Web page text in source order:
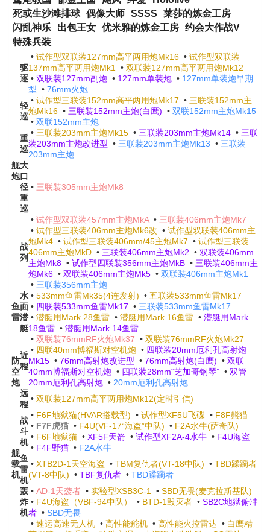
死或生沙滩排球 偶像大师 SSSS
莱莎的炼金工房
闪乱神乐
出包王女 优米雅的炼金工房 约会大作战V
特殊兵装
舰
炮
驱
逐
• 试作型双联装127mm高平两用炮Mk16 • 试作型双联装
137mm高平两用炮Mk1 • 双联装127mm高平两用炮Mk12
• 双联装127mm副炮 • 127mm单装炮 • 127mm单装炮早期
型 • 76mm火炮
轻
巡
• 试作型三联装152mm高平两用炮Mk17 • 三联装152mm主
炮Mk16 • 三联装152mm主炮(白鹰) • 双联152mm主炮Mk15
• 双联152mm主炮
重
巡
• 三联装203mm主炮Mk15 • 三联装203mm主炮Mk14 • 三联
装203mm主炮改进型 • 三联装203mm主炮Mk13 • 三联装
203mm主炮
大
口
径
重
巡
• 三联装305mm主炮Mk8
战
列
• 试作型双联装457mm主炮MkA • 三联装406mm主炮Mk7
• 试作型三联装406mm主炮Mk6改 • 试作型双联装406mm主
炮Mk4 • 试作型三联装406mm/45主炮Mk7 • 试作型三联装
406mm主炮MkD • 三联装406mm主炮Mk2 • 双联装406mm
主炮Mk8 • 试作型四联装356mm主炮MkB • 三联装406mm主
炮Mk6 • 双联装406mm主炮Mk5 • 双联装406mm主炮Mk1
• 三联装356mm主炮
鱼
雷
水
面
• 533mm鱼雷Mk35(4连发射) • 五联装533mm鱼雷Mk17
• 四联装533mm鱼雷Mk17 • 三联装533mm鱼雷Mk17
潜
艇
• 潜艇用Mark 28鱼雷 • 潜艇用Mark 16鱼雷 • 潜艇用Mark
18鱼雷 • 潜艇用Mark 14鱼雷
防
空
炮
近
程
• 双联装76mmRF火炮Mk37 • 双联装76mmRF火炮Mk27
• 四联40mm博福斯对空机炮 • 四联装20mm厄利孔高射炮
Mk15 • 76mm高射炮改进型 • 76mm高射炮(白鹰) • 双联
40mm博福斯对空机炮 • 四联装28mm“芝加哥钢琴” • 双管
20mm厄利孔高射炮 • 20mm厄利孔高射炮
远
程
• 双联装127mm高平两用炮Mk12(定时引信)
舰
载
机
战
斗
机
• F6F地狱猫(HVAR搭载型) • 试作型XF5U飞碟 • F8F熊猫
• F7F虎猫 • F4U(VF-17“海盗”中队) • F2A水牛(萨奇队)
• F6F地狱猫 • XF5F天箭 • 试作型XF2A-4水牛 • F4U海盗
• F4F野猫 • F2A水牛
鱼
雷
机
• XTB2D-1天空海盗 • TBM复仇者(VT-18中队) • TBD蹂躏者
(VT-8中队) • TBF复仇者 • TBD蹂躏者
轰
炸
机
• AD-1天袭者 • 实验型XSB3C-1 • SBD无畏(麦克拉斯基队)
• F4U海盗（VBF-94中队） • BTD-1毁灭者 • SB2C地狱俯冲
者 • SBD无畏
• 速运高速无人机 • 高性能舵机 • 高性能火控雷达 • 白鹰精